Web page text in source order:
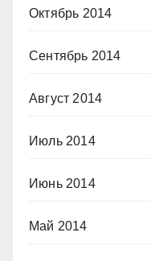
Октябрь 2014
Сентябрь 2014
Август 2014
Июль 2014
Июнь 2014
Май 2014